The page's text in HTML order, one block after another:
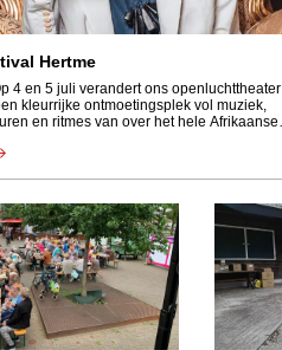
Hertme
4 en 5 juli verandert ons openluchttheater
kleurrijke ontmoetingsplek vol muziek,
en ritmes van over het hele Afrikaanse